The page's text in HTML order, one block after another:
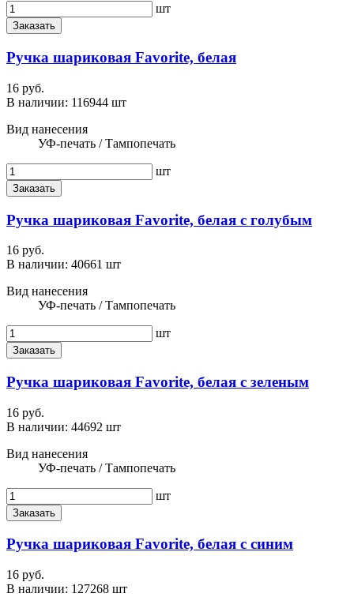
шт
Заказать
Ручка шариковая Favorite, белая
16 руб.
В наличии: 116944 шт
Вид нанесения
УФ-печать / Тампопечать
шт
Заказать
Ручка шариковая Favorite, белая с голубым
16 руб.
В наличии: 40661 шт
Вид нанесения
УФ-печать / Тампопечать
шт
Заказать
Ручка шариковая Favorite, белая с зеленым
16 руб.
В наличии: 44692 шт
Вид нанесения
УФ-печать / Тампопечать
шт
Заказать
Ручка шариковая Favorite, белая с синим
16 руб.
В наличии: 127268 шт